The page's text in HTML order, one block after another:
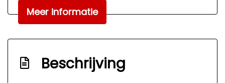
Stuurbekrachtiging snelheidsafhankelijk
Exterieur
Buitenspiegels elektrisch verstelbaar
Meer informatie
Beschrijving